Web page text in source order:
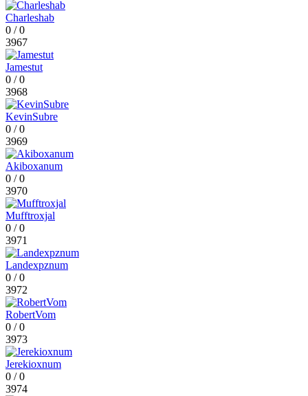
Charleshab
0 /0
3967
Jamestut
0 /0
3968
KevinSubre
0 /0
3969
Akiboxanum
0 /0
3970
Mufftroxjal
0 /0
3971
Landexpznum
0 /0
3972
RobertVom
0 /0
3973
Jerekioxnum
0 /0
3974